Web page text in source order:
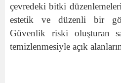
çevredeki bitki
estetik ve düzenli bir
Güvenlik riski oluşturan
temizlenmesiyle açık